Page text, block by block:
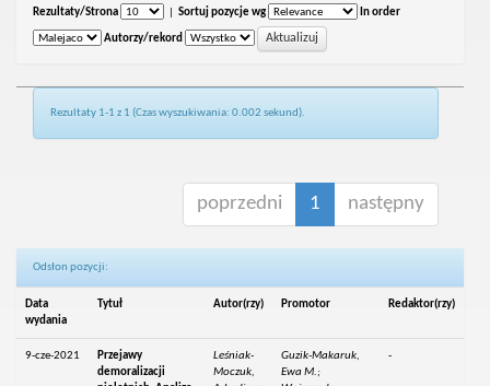
Rezultaty/Strona Sortuj pozycje wg In order
Autorzy/rekord
Rezultaty 1-1 z 1 (Czas wyszukiwania: 0.002 sekund).
poprzedni 1 następny
Odsłon pozycji:
Data
wydania
Tytuł Autor(rzy) Promotor Redaktor(rzy)
9-cze-2021
Przejawy
demoralizacji
Leśniak-
Moczuk,
Guzik-Makaruk,
Ewa M.;
-